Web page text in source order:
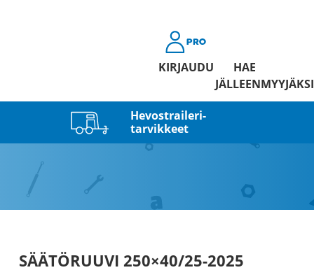
KIRJAUDU
HAE
JÄLLEENMYYJÄKSI
Hevostraileri­
tarvikkeet
SÄÄTÖRUUVI 250×40/25-2025